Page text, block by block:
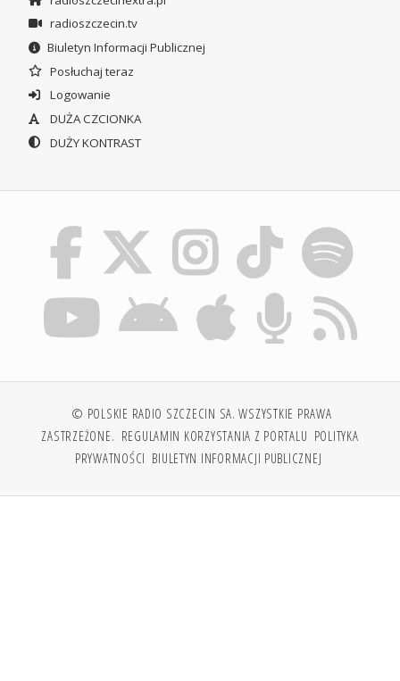
radioszczecin.tv
Biuletyn Informacji Publicznej
Posłuchaj teraz
Logowanie
DUŻA CZCIONKA
DUŻY KONTRAST
© POLSKIE RADIO SZCZECIN SA. WSZYSTKIE PRAWA
ZASTRZEŻONE. REGULAMIN KORZYSTANIA Z PORTALU POLITYKA
PRYWATNOŚCI BIULETYN INFORMACJI PUBLICZNEJ